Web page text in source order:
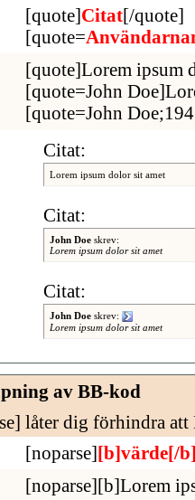
[quote]Citat[/quote]
[quote=
[quote]Lorem ipsum
[quote=John
[quote=John
Citat:
Lorem ipsum dolor sit amet
Citat:
John Doeskrev:
Lorem ipsum dolor sit amet
Citat:
John Doeskrev:
Lorem ipsum dolor sit amet
av BB-kod
låter dig förhindra
[noparse][b]värde[/
[noparse][b]Lorem